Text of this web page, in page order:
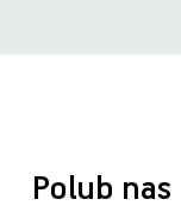
Polub nas